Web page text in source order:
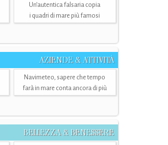
Un’autentica falsaria copia
i quadri di mare più famosi
AZIENDE & ATTIVITÀ
Navimeteo, sapere che tempo
farà in mare conta ancora di più
BELLEZZA & BENESSERE